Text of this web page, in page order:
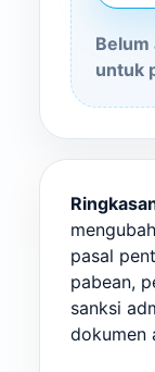
Belum
untuk
pasal
pabean,
sanksi
dokumen